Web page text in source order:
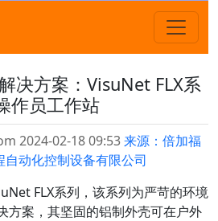
决方案：VisuNet FLX系
作员工作站
2024-02-18 09:53来源：倍加福
自动化控制设备有限公司
FLX系列，该系列为严苛的环境
方案，其坚固的铝制外壳可在户外